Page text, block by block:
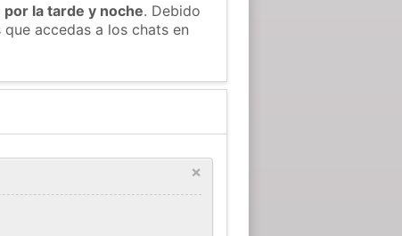
la tarde y noche. Debido
accedas a los chats en
×